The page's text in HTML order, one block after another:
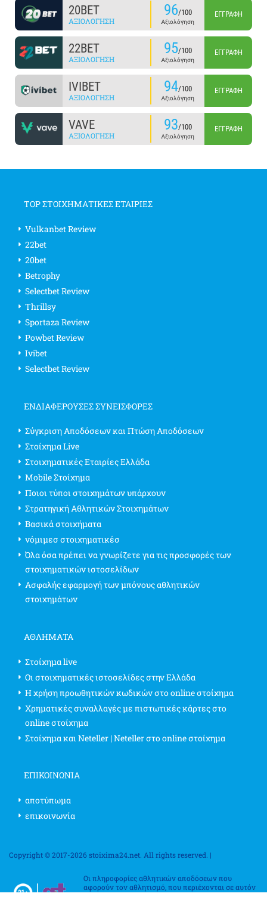
20BET
ΑΞΙΟΛΌΓΗΣΗ
96/100
Αξιολόγηση
ΕΓΓΡΑΦΉ
22BET
ΑΞΙΟΛΌΓΗΣΗ
95/100
Αξιολόγηση
ΕΓΓΡΑΦΉ
IVIBET
ΑΞΙΟΛΌΓΗΣΗ
94/100
Αξιολόγηση
ΕΓΓΡΑΦΉ
VAVE
ΑΞΙΟΛΌΓΗΣΗ
93/100
Αξιολόγηση
ΕΓΓΡΑΦΉ
TOP ΣΤΟΙΧΗΜΑΤΙΚΕΣ ΕΤΑΙΡΙΕΣ
Vulkanbet Review
22bet
20bet
Betrophy
Selectbet Review
Thrillsy
Sportaza Review
Powbet Review
Ivibet
Selectbet Review
ΕΝΔΙΑΦΈΡΟΥΣΕΣ ΣΥΝΕΙΣΦΟΡΈΣ
Σύγκριση Αποδόσεων και Πτώση Αποδόσεων
Στοίχημα Live
Στοιχηματικές Εταιρίες Ελλάδα
Mobile Στοίχημα
Ποιοι τύποι στοιχημάτων υπάρχουν
Στρατηγική Αθλητικών Στοιχημάτων
Βασικά στοιχήματα
νόμιμεσ στοιχηματικέσ
Όλα όσα πρέπει να γνωρίζετε για τις προσφορές των
στοιχηματικών ιστοσελίδων
Ασφαλής εφαρμογή των μπόνους αθλητικών
στοιχημάτων
ΑΘΛΗΜΑΤΑ
Στοίχημα live
Οι στοιχηματικές ιστοσελίδες στην Ελλάδα
Η χρήση προωθητικών κωδικών στο online στοίχημα
Χρηματικές συναλλαγές με πιστωτικές κάρτες στο
online στοίχημα
Στοίχημα και Neteller | Neteller στο online στοίχημα
ΕΠΙΚΟΙΝΩΝΊΑ
αποτύπωμα
επικοινωνία
Copyright © 2017-2026 stoixima24.net. All rights reserved. |
Οι πληροφορίες αθλητικών αποδόσεων που
αφορούν τον αθλητισμό, που περιέχονται σε αυτόν